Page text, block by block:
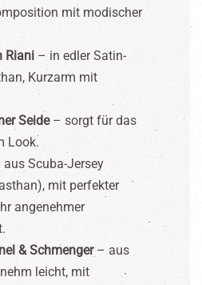
mit modischer
Riani – in edler Satin-
Kurzarm mit
Seide– sorgt für das
Look.
aus Scuba-Jersey
mit perfekter
angenehmer
& Schmenger– aus
leicht, mit